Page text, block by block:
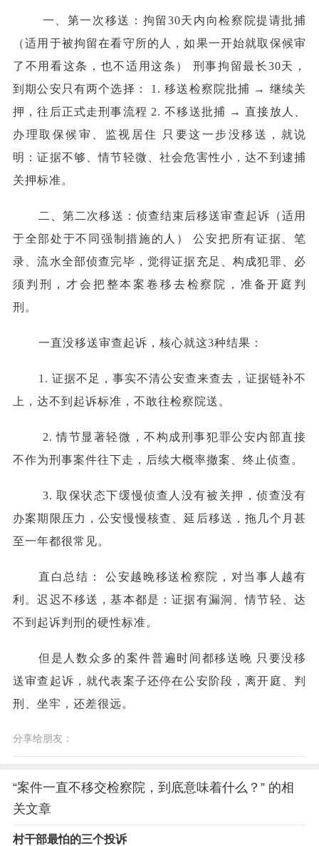
一、第一次移送：拘留30天内向检察院提请批捕
（适用于被拘留在看守所的人，如果一开始就取保候审
了不用看这条，也不适用这条） 刑事拘留最长30天，
到期公安只有两个选择： 1. 移送检察院批捕 → 继续关
押，往后正式走刑事流程 2. 不移送批捕 → 直接放人、
办理取保候审、监视居住 只要这一步没移送，就说
明：证据不够、情节轻微、社会危害性小，达不到逮捕
关押标准。
二、第二次移送：侦查结束后移送审查起诉（适用
于全部处于不同强制措施的人） 公安把所有证据、笔
录、流水全部侦查完毕，觉得证据充足、构成犯罪、必
须判刑，才会把整本案卷移去检察院，准备开庭判
刑。
一直没移送审查起诉，核心就这3种结果：
1. 证据不足，事实不清公安查来查去，证据链补不
上，达不到起诉标准，不敢往检察院送。
2. 情节显著轻微，不构成刑事犯罪公安内部直接
不作为刑事案件往下走，后续大概率撤案、终止侦查。
3. 取保状态下缓慢侦查人没有被关押，侦查没有
办案期限压力，公安慢慢核查、延后移送，拖几个月甚
至一年都很常见。
直白总结： 公安越晚移送检察院，对当事人越有
利。迟迟不移送，基本都是：证据有漏洞、情节轻、达
不到起诉判刑的硬性标准。
但是人数众多的案件普遍时间都移送晚 只要没移
送审查起诉，就代表案子还停在公安阶段，离开庭、判
刑、坐牢，还差很远。
分享给朋友：
“案件一直不移交检察院，到底意味着什么？” 的相
关文章
村干部最怕的三个投诉